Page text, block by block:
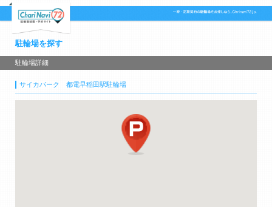
駐輪場を探す
駐輪場詳細
サイカパーク 都電早稲田駅駐輪場